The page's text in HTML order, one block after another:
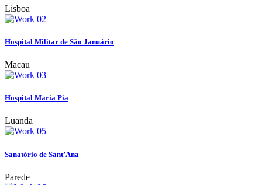
Lisboa
Hospital Militar de São Januário
Macau
Hospital Maria Pia
Luanda
Sanatório de Sant’Ana
Parede